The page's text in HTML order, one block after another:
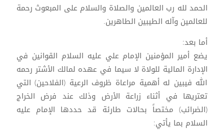
الحمد لله رب العالمين والصلاة والسلام على المبعوث رحمة
للعالمين وآله الطيبين الطاهرين.
أما بعد:
يضع أمير المؤمنين الإمام علي عليه السلام القوانين في
الإدارة المالية للولاة لا سيما في عهده لمالك الأشتر رحمه
الله فيبين له أهمية مراعاة ظروف الرعية (الفلاحين) التي
تعتريها في أثناء زراعة الأرض وذلك عند فرض الخراج
(الضرائب) مختصاً بحالات طارئة قد حددها الإمام عليه
السلام بما يأتي: